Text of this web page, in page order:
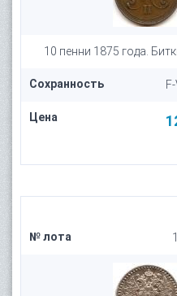
10 пенни 1875 года.
Сохранность
Цена
№ лота